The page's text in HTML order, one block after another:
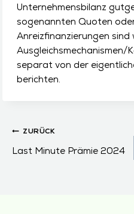
Unternehmensbilanz
sogenannten Quoten
Anreizfinanzierungen sind
Ausgleichsmechanismen/
separat von der
berichten.
ZURÜCK
Last Minute Prämie 2024